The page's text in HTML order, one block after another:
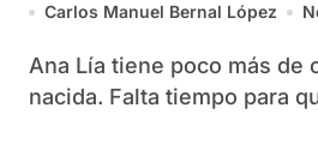
Carlos Manuel Bernal López
Ana Lía tiene poco más de cinco meses de
nacida. Falta tiempo para